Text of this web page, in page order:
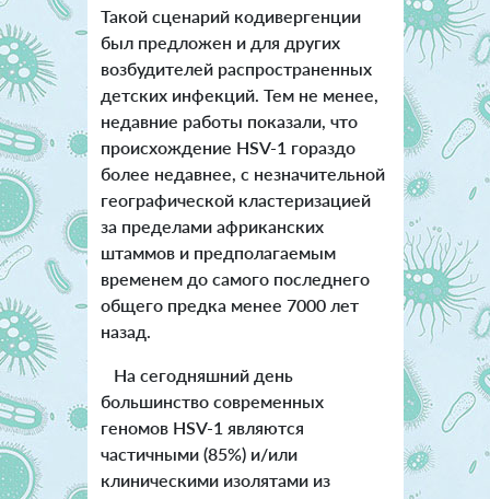
Такой сценарий кодивергенции
был предложен и для других
возбудителей распространенных
детских инфекций. Тем не менее,
недавние работы показали, что
происхождение HSV-1 гораздо
более недавнее, с незначительной
географической кластеризацией
за пределами африканских
штаммов и предполагаемым
временем до самого последнего
общего предка менее 7000 лет
назад.
На сегодняшний день
большинство современных
геномов HSV-1 являются
частичными (85%) и/или
клиническими изолятами из